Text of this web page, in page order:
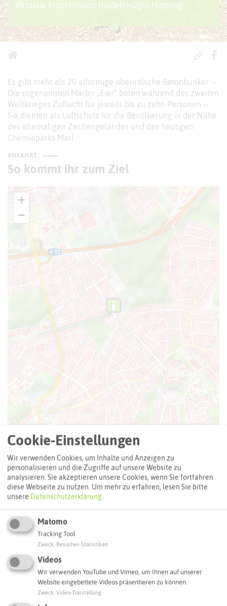
© Kreis Recklinghausen (2025)
Virtuelle Erzählstation Halden-Hügel-Hopping
Es gibt mehr als 20 eiförmige oberirdische Betonbunker --
Die sogenannten Marler „Eier“ boten während des zweiten
Weltkrieges Zuflucht für jeweils bis zu zehn Personen --
Sie dienten als Luftschutz für die Bevölkerung in der Nähe
des ehemaligen Zechengeländes und des heutigen
Chemieparks Marl
ANFAHRT
So kommt ihr zum Ziel
+
−
Leaflet ©OpenStreetMap
Adresse:
Alte Weltkriegsbunker (MK)
MK-04 4 MK
45772 Marl
Interaktive Karte
Routenplanung zum Ziel:
ÖPNV-Route finden
Cookie-Einstellungen
Wir verwenden Cookies, um Inhalte und Anzeigen zu
personalisieren und die Zugriffe auf unsere Website zu
analysieren. Sie akzeptieren unsere Cookies, wenn Sie fortfahren
diese Webseite zu nutzen. Um mehr zu erfahren, lesen Sie bitte
unsere Datenschutzerklärung.
Matomo
Tracking Tool
Zweck Besucher-Statistiken
Videos
Wir verwenden YouTube und Vimeo, um Ihnen auf unserer
Website eingebettete Videos präsentieren zu können.
Zweck Video-Darstellung